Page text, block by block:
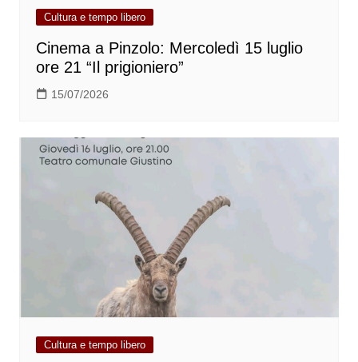
Cultura e tempo libero
Cinema a Pinzolo: Mercoledì 15 luglio
ore 21 “Il prigioniero”
15/07/2026
Cultura e tempo libero